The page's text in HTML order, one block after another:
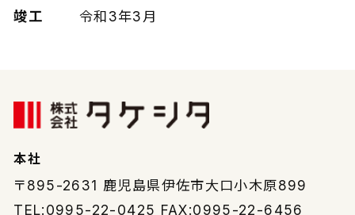
本社
〒895-2631鹿児島県伊佐市大口小木原899